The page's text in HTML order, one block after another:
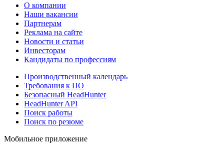
О компании
Наши вакансии
Партнерам
Реклама на сайте
Новости и статьи
Инвесторам
Кандидаты по профессиям
Производственный календарь
Требования к ПО
Безопасный HeadHunter
HeadHunter API
Поиск работы
Поиск по резюме
Мобильное приложение